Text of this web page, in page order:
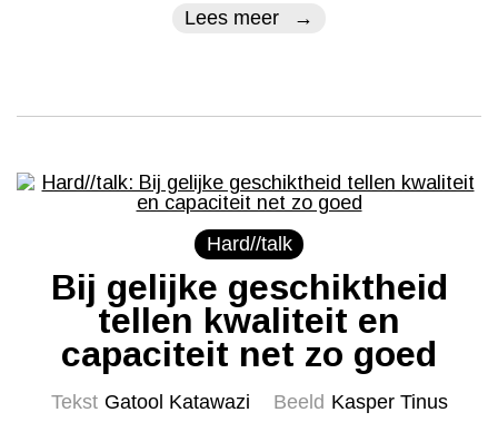
Lees meer
Hard//talk
Bij gelijke geschiktheid
tellen kwaliteit en
capaciteit net zo goed
Tekst Gatool Katawazi Beeld Kasper Tinus